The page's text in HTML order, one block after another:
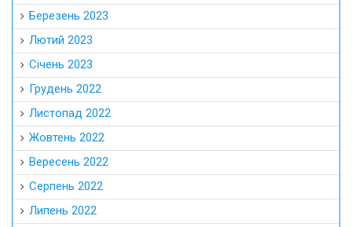
Березень 2023
Лютий 2023
Січень 2023
Грудень 2022
Листопад 2022
Жовтень 2022
Вересень 2022
Серпень 2022
Липень 2022